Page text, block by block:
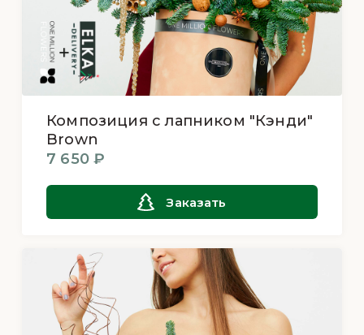
Композиция с лапником "Кэнди"
Brown
7 650 ₽
Заказать